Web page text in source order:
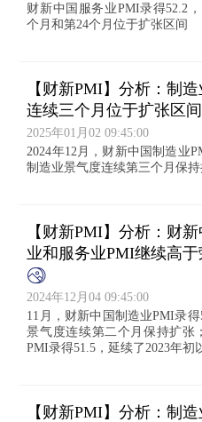
财新中国服务业PMI录得52.2
个月和第24个月位于扩张区间
【财新PMI】分析：制
连续三个月位于扩张区间
2025年01月02 09:45:00
2024年12月，财新中国制造业
制造业景气度连续第三个月保持
【财新PMI】分析：财
业和服务业PMI继续高
2024年12月04 09:45:00
11月，财新中国制造业PMI录
景气度连续第二个月保持扩张
PMI录得51.5，延续了2023年初
【财新PMI】分析：制